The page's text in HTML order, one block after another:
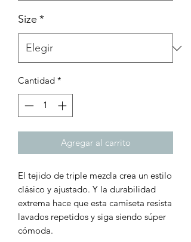
Size *
Cantidad *
Agregar al carrito
El tejido de triple mezcla crea un estilo
clásico y ajustado. Y la durabilidad
extrema hace que esta camiseta resista
lavados repetidos y siga siendo súper
cómoda.